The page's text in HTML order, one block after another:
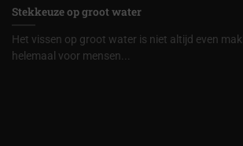
Stekkeuze op groot water
Het vissen op groot water is niet altijd even
helemaal voor mensen...